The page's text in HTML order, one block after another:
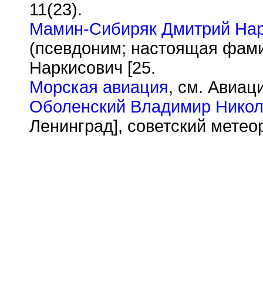
11(23).
Мамин-Сибиряк Дмитрий
(псевдоним; настоящая
Наркисович [25.
Морская авиация, см.
Оболенский Владимир
Ленинград], советский